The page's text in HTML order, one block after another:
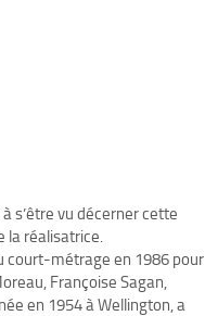
s’être vu décerner cette
la réalisatrice.
court-métrage en 1986 pour
Françoise Sagan,
en 1954 à Wellington, a